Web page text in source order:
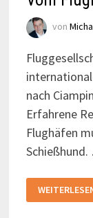
von
nach
Erfahrene
Flughäfen
FLUGHAFEN
CIAMPINO